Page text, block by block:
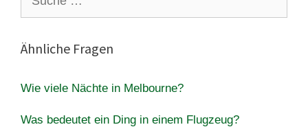
nach:
Ähnliche Fragen
Wie viele Nächte in Melbourne?
Was bedeutet ein Ding in einem Flugzeug?